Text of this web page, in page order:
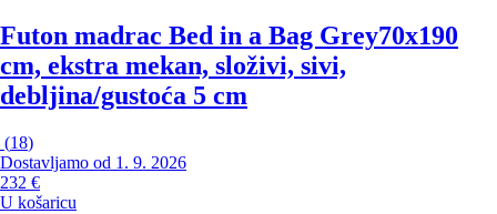
Futon madrac Bed in a Bag Grey70x190
cm, ekstra mekan, složivi, sivi,
debljina/gustoća 5 cm
(18)
Dostavljamo od 1. 9. 2026
232 €
U košaricu